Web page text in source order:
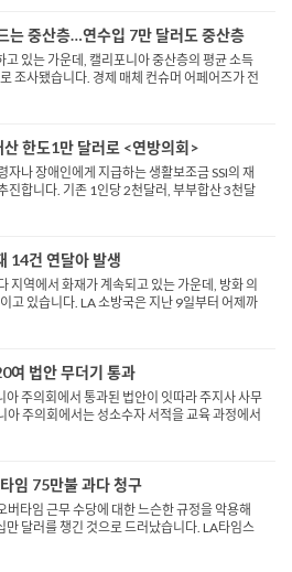
는 중산층…연수입 7만 달러도 중산층
고 있는 가운데, 캘리포니아 중산층의 평균 소득
조사됐습니다. 경제 매체 컨슈머 어페어즈가 전
소득을 새롭게 집계한 결과 캘리포니아 주민이 중
한도1만 달러로 <연방의회>
자나 장애인에게 지급하는 생활보조금 SSI의 재
진합니다. 기존 1인당 2천달러, 부부합산 3천달
러와 2만 달러로 상향하는 것이 골잡니다. 이번
14건 연달아 발생
지역에서 화재가 계속되고 있는 가운데, 방화 의
고 있습니다. LA 소방국은 지난 9일부터 어제까
화재가 발생했다고 밝혔습니다. 화재는 대부분
여 법안 무더기 통과
아 주의회에서 통과된 법안이 잇따라 주지사 사무
아 주의회에서는 성소수자 서적을 교육 과정에서
롯해, 마리화나 카페 합법화 법안, 별채 주택 판매
임 75만불 과다 청구
타임 근무 수당에 대한 느슨한 규정을 악용해
만 달러를 챙긴 것으로 드러났습니다. LA타임스
4명과 부하직원 등 10여명이 친분을 이용해 지